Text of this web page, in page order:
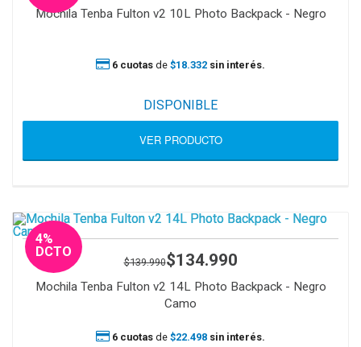
Mochila Tenba Fulton v2 10L Photo Backpack - Negro
6 cuotas de $18.332 sin interés.
DISPONIBLE
VER PRODUCTO
4%
DCTO
$139.990$134.990
Mochila Tenba Fulton v2 14L Photo Backpack - Negro
Camo
6 cuotas de $22.498 sin interés.